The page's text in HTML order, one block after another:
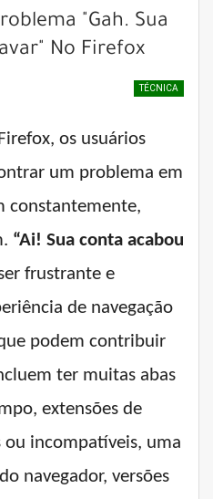
"Gah. Sua
No Firefox
TÉCNICA
os usuários
um problema em
constantemente,
“Ai! Sua conta acabou
frustrante e
de navegação
podem contribuir
ter muitas abas
extensões de
ou incompatíveis, uma
navegador, versões